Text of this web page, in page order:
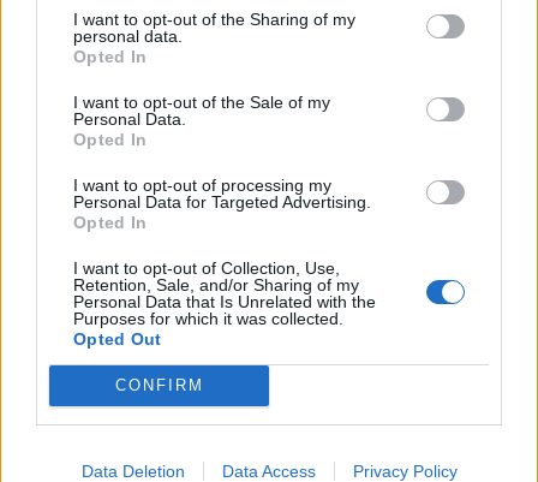
I want to opt-out of the Sharing of my
personal data.
Opted In
I want to opt-out of the Sale of my
Personal Data.
Opted In
I want to opt-out of processing my
Personal Data for Targeted Advertising.
Opted In
I want to opt-out of Collection, Use,
Retention, Sale, and/or Sharing of my
Personal Data that Is Unrelated with the
Purposes for which it was collected.
Opted Out
CONFIRM
Data Deletion Data Access Privacy Policy